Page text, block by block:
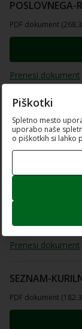
POSLOVNEGA-
PDF dokument
Prenesi dokument
5_92FS-
Excel preglednica
4_92FS-
Excel preglednica
Prenesi dokument
SEZNAM-
PDF dokument
Piškotki
Spletno mesto
uporabo naše
o piškotkih si lahko